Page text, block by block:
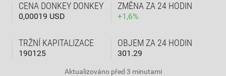
CENA DONKEY DONKEY
0,00019 USD
ZMĚNA ZA 24 HODIN
+1,6%
TRŽNÍ KAPITALIZACE
190125
OBJEM ZA 24 HODIN
301.29
Aktualizováno před 3 minutami